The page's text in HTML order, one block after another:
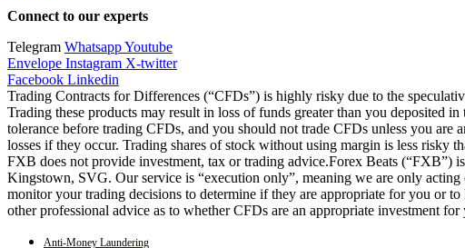
Connect to our experts
Telegram WhatsappYoutube
Envelope Instagram X-twitter
Facebook Linkedin
Trading Contracts for Differences (“CFDs”) is highly risky due to the
Trading these products may result in loss of funds greater than you deposited
tolerance before trading CFDs, and you should not trade CFDs unless you
losses if they occur. Trading shares of stock without using margin is less risky
FXB does not provide investment, tax or trading advice.Forex Beats
Kingstown, SVG. Our service is “execution only”, meaning we are only
monitor your trading decisions to determine if they are appropriate for you or
other professional advice as to whether CFDs are an appropriate investment for
Anti-Money Laundering